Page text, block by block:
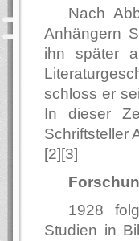
Nach
Anhängern
ihn später
schloss er
In dieser
Schriftsteller
[2][3]
1928
Studien in